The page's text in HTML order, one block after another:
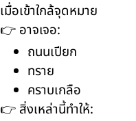
เมื่อเข้าใกล้จุดหมาย
👉 อาจเจอ:
ถนนเปียก
ทราย
คราบเกลือ
👉 สิ่งเหล่านี้ทำให้: